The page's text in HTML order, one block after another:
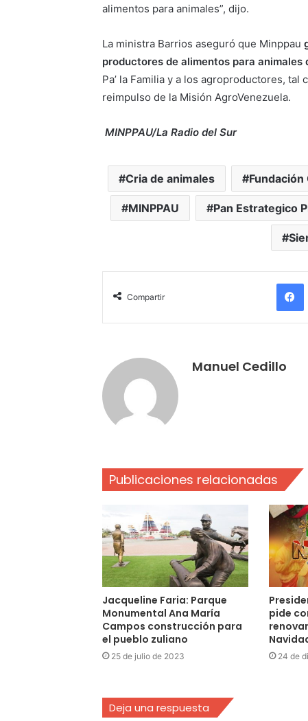
alimentos para animales”, dijo.
La ministra Barrios aseguró que Minppau
productores de alimentos para
Pa’ la Familia y a los agroproductores,
reimpulso de la Misión AgroVenezuela.
MINPPAU/La Radio del Sur
Cria de animales Fundación
MINPPAU Pan Estrategico
Compartir
Manuel Cedillo
Publicaciones relacionadas
Jacqueline Faria: Parque
Monumental Ana María
Campos construcción para
el pueblo zuliano
25 de julio de 2023
pide
24 de
Deja una respuesta